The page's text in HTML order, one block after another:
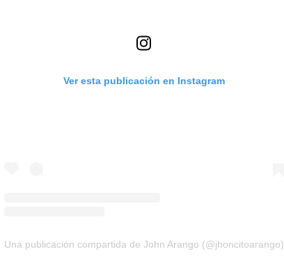
Ver esta publicación en Instagram
Una publicación compartida de John Arango (@jhoncitoarango)